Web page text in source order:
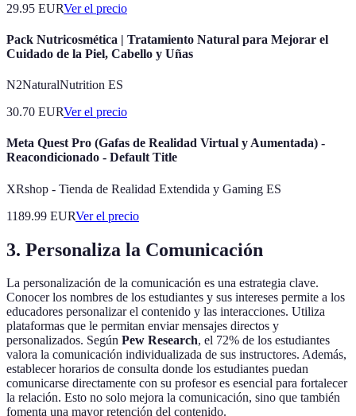
29.95 EURVer el precio
Pack Nutricosmética | Tratamiento Natural para Mejorar el
Cuidado de la Piel, Cabello y Uñas
N2NaturalNutrition ES
30.70 EURVer el precio
Meta Quest Pro (Gafas de Realidad Virtual y Aumentada) -
Reacondicionado - Default Title
XRshop - Tienda de Realidad Extendida y Gaming ES
1189.99 EURVer el precio
3. Personaliza la Comunicación
La personalización de la comunicación es una estrategia clave.
Conocer los nombres de los estudiantes y sus intereses permite a los
educadores personalizar el contenido y las interacciones. Utiliza
plataformas que le permitan enviar mensajes directos y
personalizados. Según Pew Research, el 72% de los estudiantes
valora la comunicación individualizada de sus instructores. Además,
establecer horarios de consulta donde los estudiantes puedan
comunicarse directamente con su profesor es esencial para fortalecer
la relación. Esto no solo mejora la comunicación, sino que también
fomenta una mayor retención del contenido.